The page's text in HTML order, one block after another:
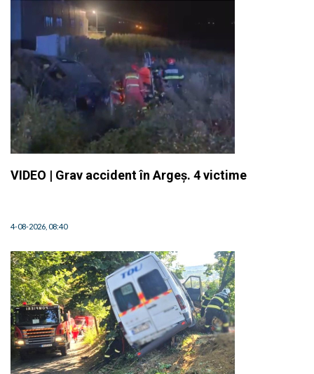
VIDEO | Grav accident în Argeș. 4 victime
4-08-2026, 08:40